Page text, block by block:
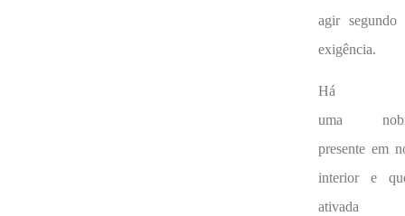
agir segundo
exigência.
Há
uma
presente em
interior e
ativada